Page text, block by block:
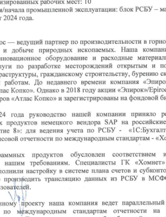
8»: для ведения учета по РСБУ
отчетности по международным
продуктов обусловлен
компании «Эпирок»/Epiroc.
настройку в системе плана счетов и
трансляцию данных из РСБУ в МСФО. А
данному проекту компания «Эпирок»/
по международным
учета. Также автоматизирован
российские стандарты ведения которых
инструментов, учет внеоборотных
и хозяйственных операций для